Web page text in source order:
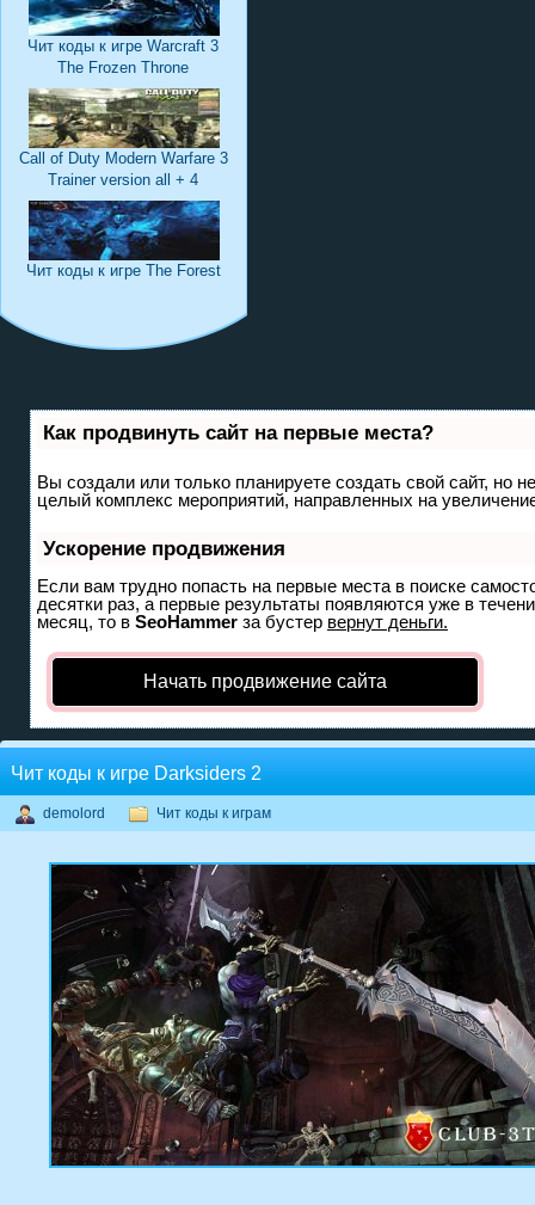
Чит коды к игре Warcraft 3
The Frozen Throne
Call of Duty Modern Warfare 3
Trainer version all + 4
Чит коды к игре The Forest
Как продвинуть сайт на первые места?
Вы создали или только планируете создать свой сайт, но
целый комплекс мероприятий, направленных на
Ускорение продвижения
Если вам трудно попасть на первые места в поиске
десятки раз, а первые результаты появляются уже в
месяц, то в SeoHammer за бустер вернут деньги.
Начать продвижение сайта
Чит коды к игре Darksiders 2
demolord Чит коды к играм